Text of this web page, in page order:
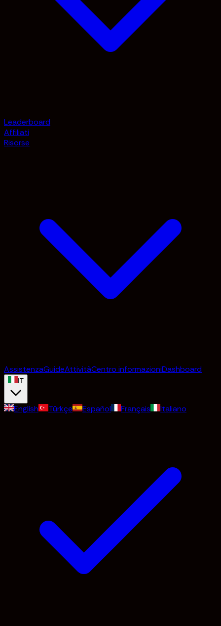
Leaderboard
Affiliati
Risorse
AssistenzaGuideAttivitàCentro informazioniDashboard
IT
English Türkçe Español Français Italiano